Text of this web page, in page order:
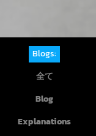
Blogs:
全て
Blog
Explanations